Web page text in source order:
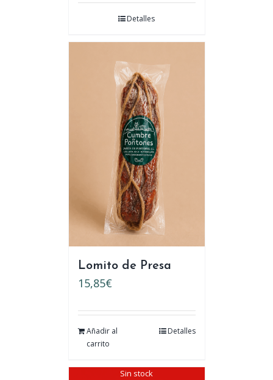
Detalles
Lomito de Presa
15,85€
Añadir al
carrito
Detalles
Sin stock